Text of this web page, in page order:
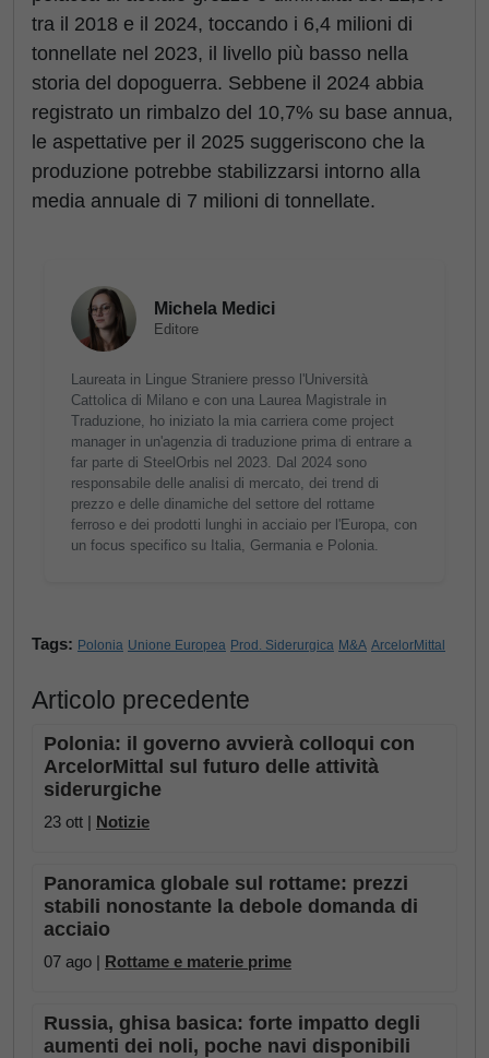
tra il 2018 e il 2024, toccando i 6,4 milioni di
tonnellate nel 2023, il livello più basso nella
storia del dopoguerra. Sebbene il 2024 abbia
registrato un rimbalzo del 10,7% su base annua,
le aspettative per il 2025 suggeriscono che la
produzione potrebbe stabilizzarsi intorno alla
media annuale di 7 milioni di tonnellate.
Michela Medici
Editore
Laureata in Lingue Straniere presso l'Università
Cattolica di Milano e con una Laurea Magistrale in
Traduzione, ho iniziato la mia carriera come project
manager in un'agenzia di traduzione prima di entrare a
far parte di SteelOrbis nel 2023. Dal 2024 sono
responsabile delle analisi di mercato, dei trend di
prezzo e delle dinamiche del settore del rottame
ferroso e dei prodotti lunghi in acciaio per l'Europa, con
un focus specifico su Italia, Germania e Polonia.
Tags: Polonia Unione Europea Prod. Siderurgica M&A ArcelorMittal
Articolo precedente
Polonia: il governo avvierà colloqui con
ArcelorMittal sul futuro delle attività
siderurgiche
23 ott | Notizie
Panoramica globale sul rottame: prezzi
stabili nonostante la debole domanda di
acciaio
07 ago | Rottame e materie prime
Russia, ghisa basica: forte impatto degli
aumenti dei noli, poche navi disponibili